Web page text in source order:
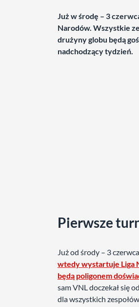
Już w środę – 3
Narodów. Wszystkie
drużyny globu będą
nadchodzący tydzień.
Pierwsze
Już od środy – 3
wtedy wystartuje Liga
będą poligonem
sam VNL doczekał się
dla wszystkich